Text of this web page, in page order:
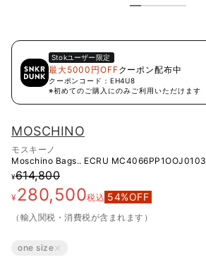
Stokユーザー限定
最大5000円OFFクーポン配布中
クーポンコード： EH4U8
※初めてのご購入にのみご利用いただけます
MOSCHINO
モスキーノ
Moschino Bags.. ECRU MC4066PP1OOJ0103
¥614,800
¥280,500税込 54%OFF
（輸入関税・消費税が含まれます）
one size